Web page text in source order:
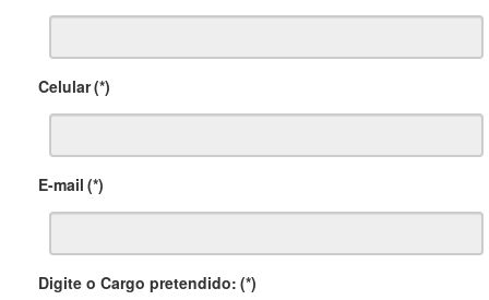
Celular(*)
E-mail (*)
Digite o Cargo pretendido: (*)